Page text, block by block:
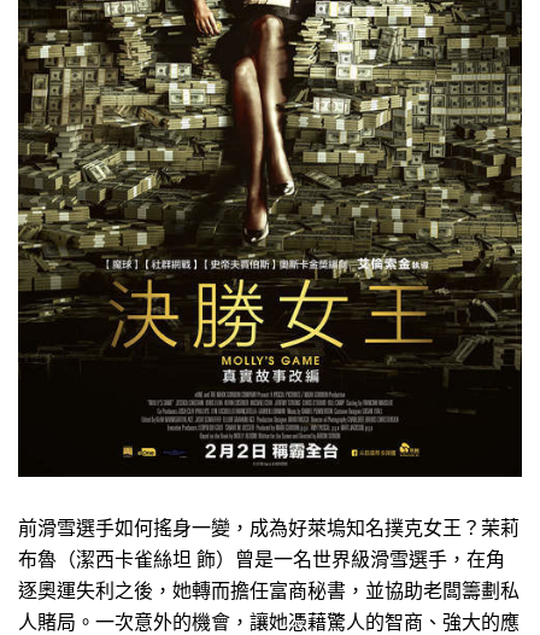
前滑雪選手如何搖身一變，成為好萊塢知名撲克女王？茉莉
布魯（潔西卡雀絲坦 飾）曾是一名世界級滑雪選手，在角
逐奧運失利之後，她轉而擔任富商秘書，並協助老闆籌劃私
人賭局。一次意外的機會，讓她憑藉驚人的智商、強大的應